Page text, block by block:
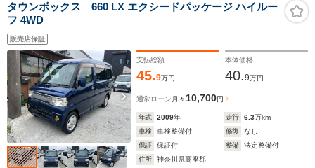
タウンボックス 660 LX エクシードパッケージ ハイルー
フ 4WD
販売店保証
支払総額
45.9万円
本体価格
40.9万円
通常ローン 月々 10,700円
年式 2009年 走行 6.3万km
車検
車検整備付 修復
なし
保証
保証付 整備
法定整備付
住所
神奈川県高座郡